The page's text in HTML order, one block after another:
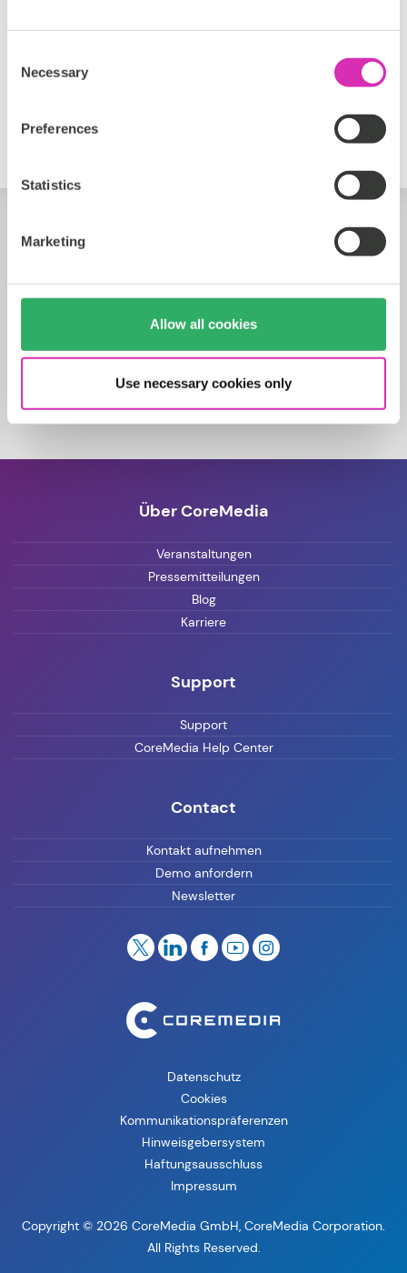
Selection
Necessary
Preferences
Statistics
Marketing
Allow all cookies
Use necessary cookies only
Über CoreMedia
Veranstaltungen
Pressemitteilungen
Blog
Karriere
Support
Support
CoreMedia Help Center
Contact
Kontakt aufnehmen
Demo anfordern
Newsletter
Datenschutz
Cookies
Kommunikationspräferenzen
Hinweisgebersystem
Haftungsausschluss
Impressum
Copyright © 2026 CoreMedia GmbH, CoreMedia Corporation.
All Rights Reserved.